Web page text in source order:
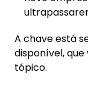
A chave está
disponível,
tópico.